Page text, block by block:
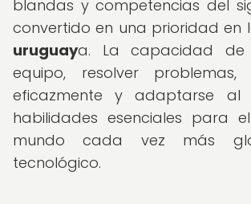
blandas y competencias del
convertido en una prioridad en
uruguaya. La capacidad
equipo, resolver problemas,
eficazmente y adaptarse al
habilidades esenciales para
mundo cada vez más
tecnológico.